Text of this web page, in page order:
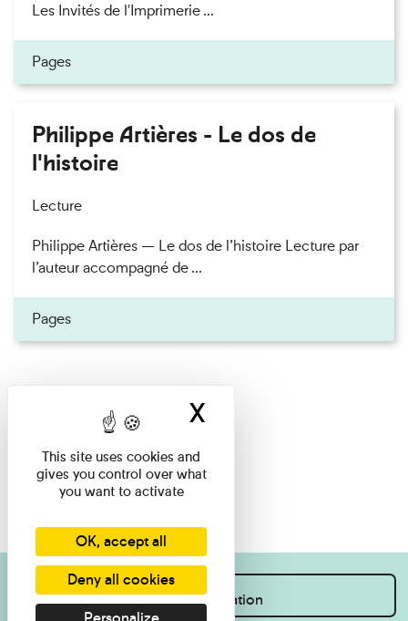
Les Invités de l'Imprimerie ...
Pages
Philippe Artières - Le dos de
l'histoire
Lecture
Philippe Artières — Le dos de l’histoire Lecture par
l’auteur accompagné de ...
Pages
I want information
This site uses cookies and
gives you control over what
you want to activate
OK, accept all
Deny all cookies
X